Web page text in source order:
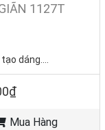
1127T
dáng.
Bàn sofa
Mua Hàng